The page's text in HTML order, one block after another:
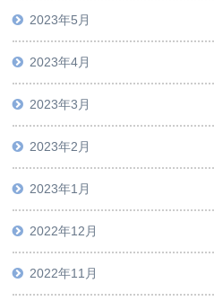
2023年5月
2023年4月
2023年3月
2023年2月
2023年1月
2022年12月
2022年11月